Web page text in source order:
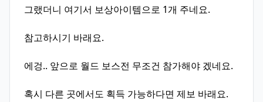
그랬더니 여기서 보상아이템으로 1개 주네요.
참고하시기 바래요.
에겅.. 앞으로 월드 보스전 무조건 참가해야 겠네요.
혹시 다른 곳에서도 획득 가능하다면 제보 바래요.